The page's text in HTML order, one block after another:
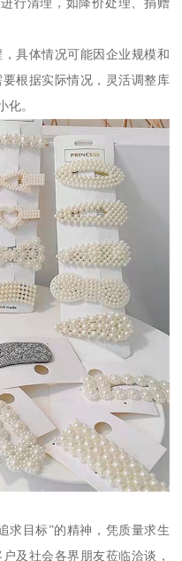
行清理，如降价处理、捐赠
具体情况可能因企业规模和
根据实际情况，灵活调整库
化。
求目标”的精神，凭质量求生
及社会各界朋友莅临洽谈，